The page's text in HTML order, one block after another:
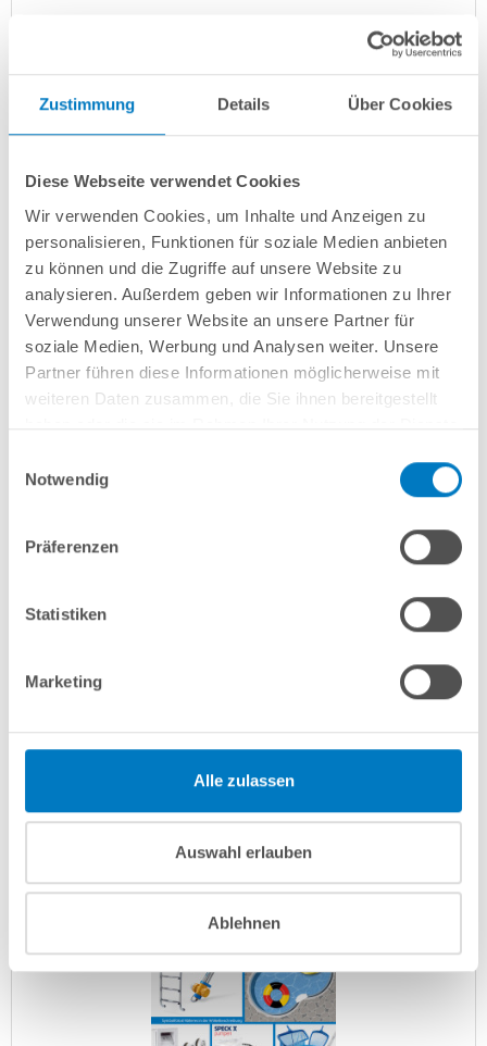
Zustimmung Details Über Cookies
Diese Webseite verwendet Cookies
Wir verwenden Cookies, um Inhalte und Anzeigen zu
personalisieren, Funktionen für soziale Medien anbieten
zu können und die Zugriffe auf unsere Website zu
analysieren. Außerdem geben wir Informationen zu Ihrer
Verwendung unserer Website an unsere Partner für
soziale Medien, Werbung und Analysen weiter. Unsere
Partner führen diese Informationen möglicherweise mit
weiteren Daten zusammen, die Sie ihnen bereitgestellt
Notwendig
Präferenzen
Statistiken
Marketing
Alle zulassen
Auswahl erlauben
Ablehnen
UVP:4.599,00 € *
Versandkostenfreie Lieferung!
Lieferung in ca. 3-6 Arbeitstagen
In den Warenkorb
Stahlwand-Achtformpool PS HQ 4,70 x 3,00 x 1,35 m |
Kurzbeschreibung
2.899,00 € *
Artikel-Nr.:106502
Versandkostenfreie Lieferung!
Lieferung in ca. 3-6 Arbeitstagen
In den Warenkorb